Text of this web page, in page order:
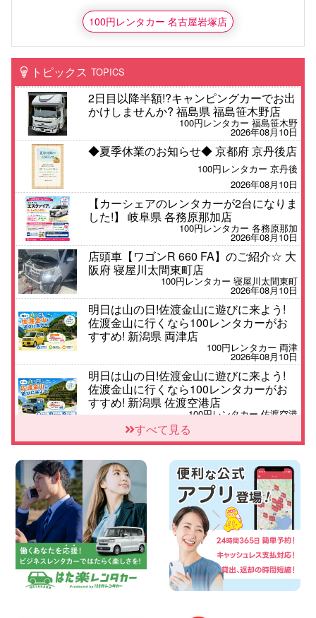
100円レンタカー 名古屋岩塚店
トピックス TOPICS
2日目以降半額!?キャンピングカーでお出
かけしませんか? 福島県 福島笹木野店
100円レンタカー 福島笹木野
2026年08月10日
◆夏季休業のお知らせ◆ 京都府 京丹後店
100円レンタカー 京丹後
2026年08月10日
【カーシェアのレンタカーが2台になりま
した!】 岐阜県 各務原那加店
100円レンタカー 各務原那加
2026年08月10日
店頭車【ワゴンR 660 FA】のご紹介☆ 大
阪府 寝屋川太間東町店
100円レンタカー 寝屋川太間東町
2026年08月10日
明日は山の日!佐渡金山に遊びに来よう!
佐渡金山に行くなら100レンタカーがお
すすめ! 新潟県 両津店
100円レンタカー 両津
2026年08月10日
明日は山の日!佐渡金山に遊びに来よう!
佐渡金山に行くなら100レンタカーがお
すすめ! 新潟県 佐渡空港店
100円レンタカー 佐渡空港
8月 お盆休みのお知らせ 広島県 ベイシテ
100円レンタカー ベイシティ宇品
2026年08月10日
本日レンタカー空きあります!! 北海道 札
幌下手稲通り店
100円レンタカー 札幌下手稲通り
2026年08月10日
車の運搬に便利な【積載車(キャリアカ
ー)】をレンタル可能です! 千葉県 千葉北
店
100円レンタカー 千葉北
2026年08月09日
夏季休業日についてお知らせ 大阪府 大阪
すべて見る